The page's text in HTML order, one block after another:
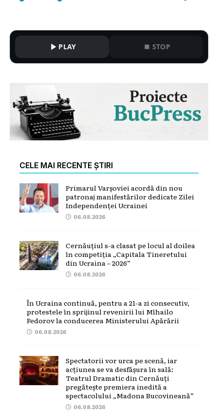
PLAY STOP
CELE MAI RECENTE ȘTIRI
Primarul Varșoviei acordă din nou
patronaj manifestărilor dedicate Zilei
Independenței Ucrainei
06.08.2026
Cernăuțiul s-a clasat pe locul al doilea
în competiția „Capitala Tineretului
din Ucraina – 2026”
06.08.2026
În Ucraina continuă, pentru a 21-a zi consecutiv,
protestele în sprijinul revenirii lui Mîhailo
Fedorov la conducerea Ministerului Apărării
06.08.2026
Spectatorii vor urca pe scenă, iar
acțiunea se va desfășura în sală:
Teatrul Dramatic din Cernăuți
pregătește premiera inedită a
spectacolului „Madona Bucovineană”
06.08.2026